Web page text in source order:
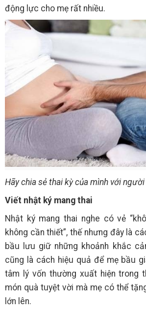
động lực cho mẹ rất nhiều.
Hãy chia sẻ thai kỳ của mình với người
Viết nhật ký mang thai
Nhật ký mang thai nghe có vẻ
không cần thiết”, thế nhưng đây là
bầu lưu giữ những khoảnh khắc
cũng là cách hiệu quả để mẹ bầu
tâm lý vốn thường xuất hiện trong
món quà tuyệt vời mà mẹ có thể
lớn lên.